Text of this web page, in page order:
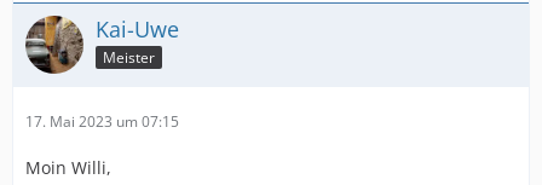
Kai-Uwe
Meister
17. Mai 2023 um 07:15
Moin Willi,